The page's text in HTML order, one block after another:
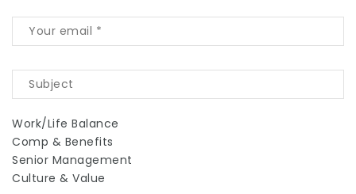
Work/Life Balance
Comp & Benefits
Senior Management
Culture & Value